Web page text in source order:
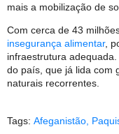
mais a mobilização de
Com cerca de 43
insegurança alimentar,
infraestrutura
do país, que já lida com
naturais recorrentes.
Tags: Afeganistão